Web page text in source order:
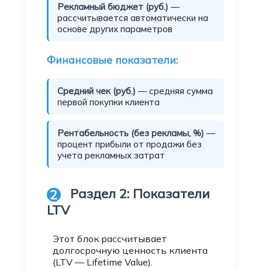
Рекламный бюджет (руб.) —
рассчитывается автоматически на
основе других параметров
Финансовые показатели:
Средний чек (руб.) — средняя сумма
первой покупки клиента
Рентабельность (без рекламы, %) —
процент прибыли от продажи без
учета рекламных затрат
2
Раздел 2: Показатели
LTV
Этот блок рассчитывает
долгосрочную ценность клиента
(LTV — Lifetime Value).